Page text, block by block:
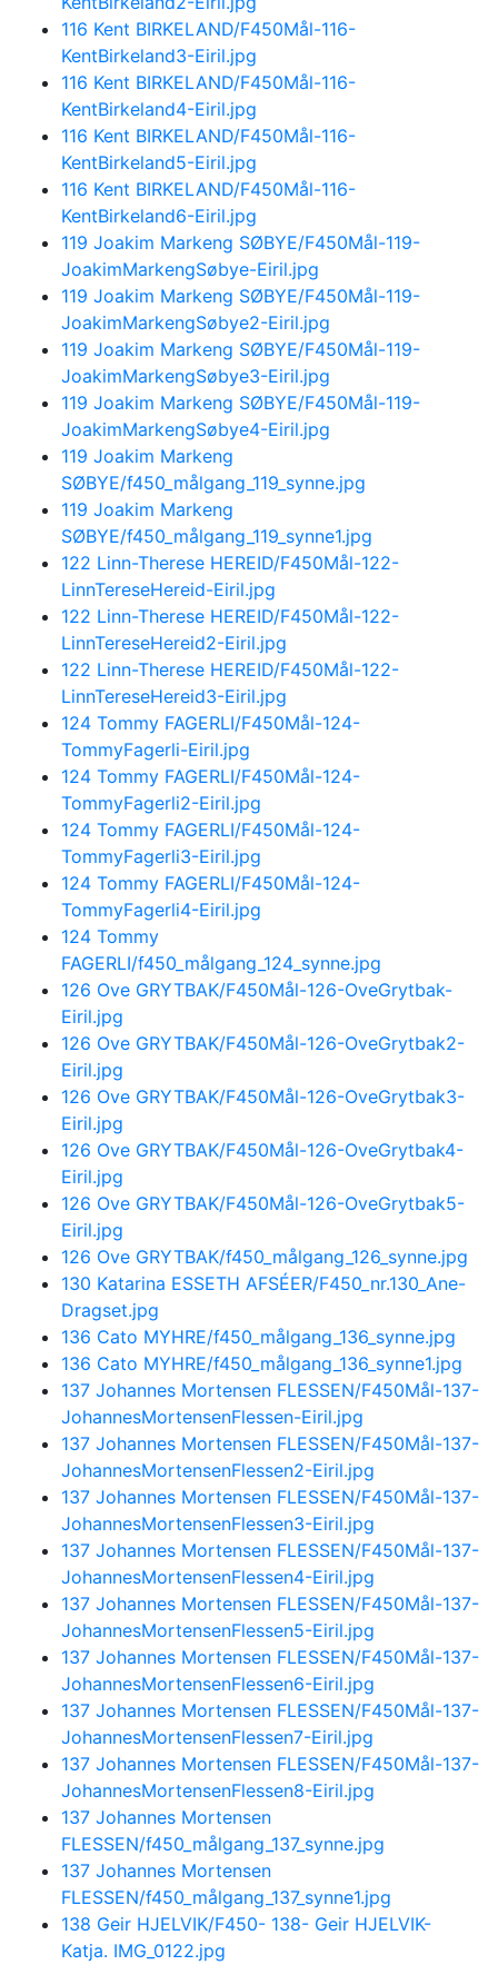
116 Kent BIRKELAND/F450Mål-116-
KentBirkeland3-Eiril.jpg
116 Kent BIRKELAND/F450Mål-116-
KentBirkeland4-Eiril.jpg
116 Kent BIRKELAND/F450Mål-116-
KentBirkeland5-Eiril.jpg
116 Kent BIRKELAND/F450Mål-116-
KentBirkeland6-Eiril.jpg
119 Joakim Markeng SØBYE/F450Mål-119-
JoakimMarkengSøbye-Eiril.jpg
119 Joakim Markeng SØBYE/F450Mål-119-
JoakimMarkengSøbye2-Eiril.jpg
119 Joakim Markeng SØBYE/F450Mål-119-
JoakimMarkengSøbye3-Eiril.jpg
119 Joakim Markeng SØBYE/F450Mål-119-
JoakimMarkengSøbye4-Eiril.jpg
119 Joakim Markeng
SØBYE/f450_målgang_119_synne.jpg
119 Joakim Markeng
SØBYE/f450_målgang_119_synne1.jpg
122 Linn-Therese HEREID/F450Mål-122-
LinnTereseHereid-Eiril.jpg
122 Linn-Therese HEREID/F450Mål-122-
LinnTereseHereid2-Eiril.jpg
122 Linn-Therese HEREID/F450Mål-122-
LinnTereseHereid3-Eiril.jpg
124 Tommy FAGERLI/F450Mål-124-
TommyFagerli-Eiril.jpg
124 Tommy FAGERLI/F450Mål-124-
TommyFagerli2-Eiril.jpg
124 Tommy FAGERLI/F450Mål-124-
TommyFagerli3-Eiril.jpg
124 Tommy FAGERLI/F450Mål-124-
TommyFagerli4-Eiril.jpg
124 Tommy
FAGERLI/f450_målgang_124_synne.jpg
126 Ove GRYTBAK/F450Mål-126-OveGrytbak-
Eiril.jpg
126 Ove GRYTBAK/F450Mål-126-OveGrytbak2-
Eiril.jpg
126 Ove GRYTBAK/F450Mål-126-OveGrytbak3-
Eiril.jpg
126 Ove GRYTBAK/F450Mål-126-OveGrytbak4-
Eiril.jpg
126 Ove GRYTBAK/F450Mål-126-OveGrytbak5-
Eiril.jpg
126 Ove GRYTBAK/f450_målgang_126_synne.jpg
130 Katarina ESSETH AFSÉER/F450_nr.130_Ane-
Dragset.jpg
136 Cato MYHRE/f450_målgang_136_synne.jpg
136 Cato MYHRE/f450_målgang_136_synne1.jpg
137 Johannes Mortensen FLESSEN/F450Mål-137-
JohannesMortensenFlessen-Eiril.jpg
137 Johannes Mortensen FLESSEN/F450Mål-137-
JohannesMortensenFlessen2-Eiril.jpg
137 Johannes Mortensen FLESSEN/F450Mål-137-
JohannesMortensenFlessen3-Eiril.jpg
137 Johannes Mortensen FLESSEN/F450Mål-137-
JohannesMortensenFlessen4-Eiril.jpg
137 Johannes Mortensen FLESSEN/F450Mål-137-
JohannesMortensenFlessen5-Eiril.jpg
137 Johannes Mortensen FLESSEN/F450Mål-137-
JohannesMortensenFlessen6-Eiril.jpg
137 Johannes Mortensen FLESSEN/F450Mål-137-
JohannesMortensenFlessen7-Eiril.jpg
137 Johannes Mortensen FLESSEN/F450Mål-137-
JohannesMortensenFlessen8-Eiril.jpg
137 Johannes Mortensen
FLESSEN/f450_målgang_137_synne.jpg
137 Johannes Mortensen
FLESSEN/f450_målgang_137_synne1.jpg
138 Geir HJELVIK/F450- 138- Geir HJELVIK-
Katja. IMG_0122.jpg